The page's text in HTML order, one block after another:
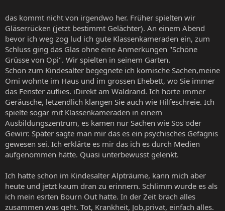
das kommt nicht von irgendwo her. Früher spielten wir
Gläserrücken (jetzt bestimmt Gelächter). An einem Abend
bevor ich weg zog lud ich gute Klassenkameraden ein, zum
Schluss ging das Glas ohne eine Anmerkungen "Schöne
Grüsse von Opi". Wir spielten in seinem Garten.
Schon zum Kindesalter begegnete ich komische Sachen,meine
Omi wohnte im Haus und im grossen Ehebett, wo Sie immer
das Fenster auflies. iDirekt am Waldrand. Ich hörte immer
Geräusche, letzendlich klangen Sie auch wie Hilfeschreie. Ich
spielte sogar mit Klassenkameraden in einem
Ausbildungszentrum, es kamen nur Sachen wie Sos oder
Gewirr. Später sagte man mir das es ein psychisches Gefägnis
gewesen sei. Ich erklärte es mir das ich es durch Medien
aufgenommen hätte. Quasi unterbewusst gelenkt.
Ich hatte schon im Kindesalter Alpträume, kann mich aber
heute und jetzt kaum dran zu erinnern. Schlimm wurde es als
ich mein esrten Bourn Out hatte. In der Zeit brach alles
zusammen was geht. Tot, Krankheit, Job,privat, einfach alles.